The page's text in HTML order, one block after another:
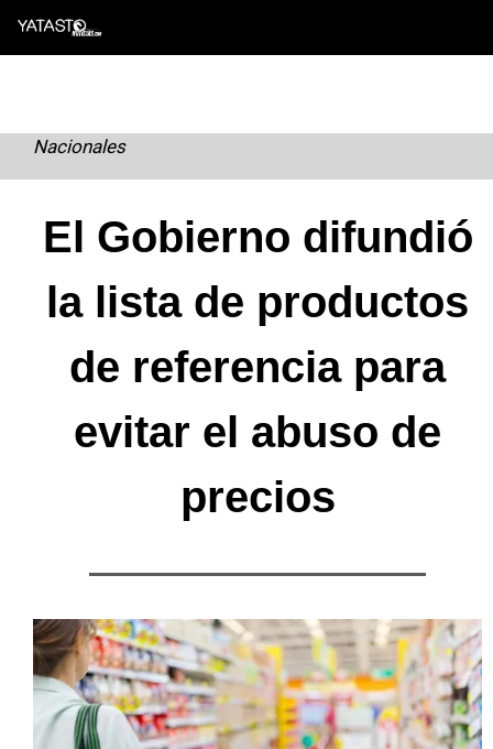
Skip
Nacionales
El Gobierno difundió
la lista de productos
de referencia para
evitar el abuso de
precios